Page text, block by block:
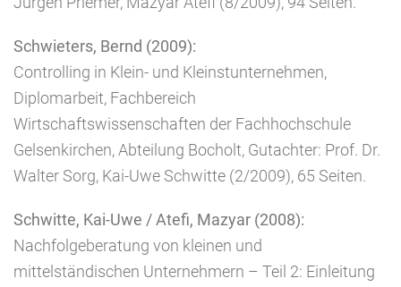
Schwieters, Bernd (2009):
Controlling in Klein- und Kleinstunternehmen,
Diplomarbeit, Fachbereich
Wirtschaftswissenschaften der Fachhochschule
Gelsenkirchen, Abteilung Bocholt, Gutachter: Prof. Dr.
Walter Sorg, Kai-Uwe Schwitte (2/2009), 65 Seiten.
Schwitte, Kai-Uwe / Atefi, Mazyar (2008):
Nachfolgeberatung von kleinen und
mittelständischen Unternehmern – Teil 2: Einleitung